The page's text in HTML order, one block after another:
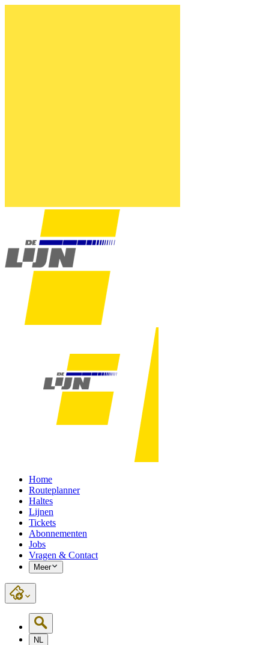
Home
Routeplanner
Haltes
Lijnen
Tickets
Abonnementen
Jobs
Vragen & Contact
Meer
NL